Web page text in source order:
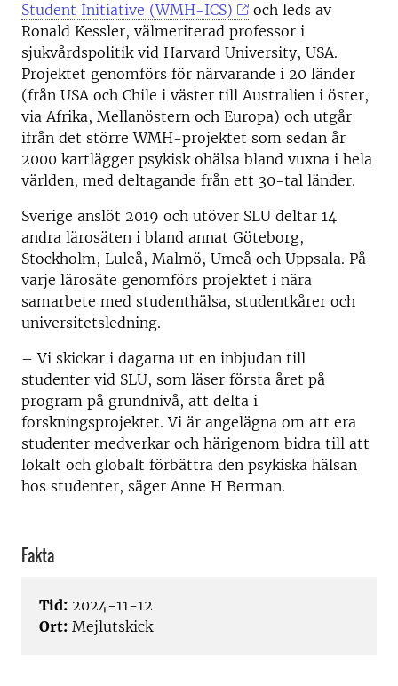
Student Initiative (WMH-ICS)
och leds av
Ronald Kessler, välmeriterad professor i
sjukvårdspolitik vid Harvard University, USA.
Projektet genomförs för närvarande i 20 länder
(från USA och Chile i väster till Australien i öster,
via Afrika, Mellanöstern och Europa) och utgår
ifrån det större WMH-projektet som sedan år
2000 kartlägger psykisk ohälsa bland vuxna i hela
världen, med deltagande från ett 30-tal länder.
Sverige anslöt 2019 och utöver SLU deltar 14
andra lärosäten i bland annat Göteborg,
Stockholm, Luleå, Malmö, Umeå och Uppsala. På
varje lärosäte genomförs projektet i nära
samarbete med studenthälsa, studentkårer och
universitetsledning.
– Vi skickar i dagarna ut en inbjudan till
studenter vid SLU, som läser första året på
program på grundnivå, att delta i
forskningsprojektet. Vi är angelägna om att era
studenter medverkar och härigenom bidra till att
lokalt och globalt förbättra den psykiska hälsan
hos studenter, säger Anne H Berman.
Fakta
Tid: 2024-11-12
Ort: Mejlutskick